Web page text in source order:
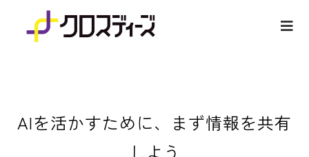
AIを活かすために、まず情報を共有
しよう